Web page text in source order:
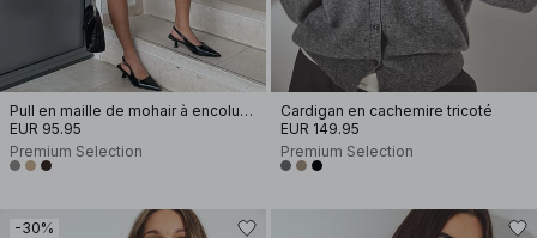
Pull en maille de mohair à encolure ronde
EUR 95.95
Premium Selection
Cardigan en cachemire tricoté
EUR 149.95
Premium Selection
-30%